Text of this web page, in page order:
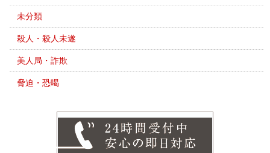
未分類
殺人・殺人未遂
美人局・詐欺
脅迫・恐喝